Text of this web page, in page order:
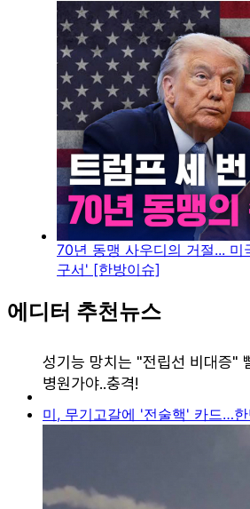
70년 동맹 사우디의 거절... 미
구서' [한방이슈]
에디터 추천뉴스
미, 무기고갈에 '전술핵' 카드…